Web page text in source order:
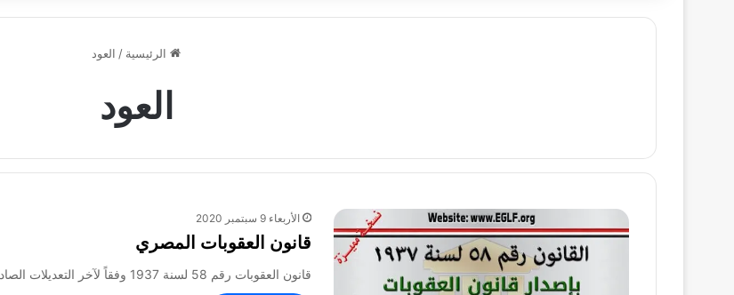
الرئيسية / العود
العود
الأربعاء 9 سبتمبر 2020
قانون العقوبات المصري
قانون العقوبات رقم 58 لسنة 1937 وفقاً لآخر التعديلات الصادرة بالقانون رقم 21 لسنة 2018 نحن فاروق الأول ملك مصر…